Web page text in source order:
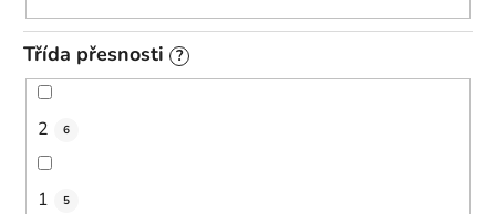
Třída přesnosti ?
2 6
1 5